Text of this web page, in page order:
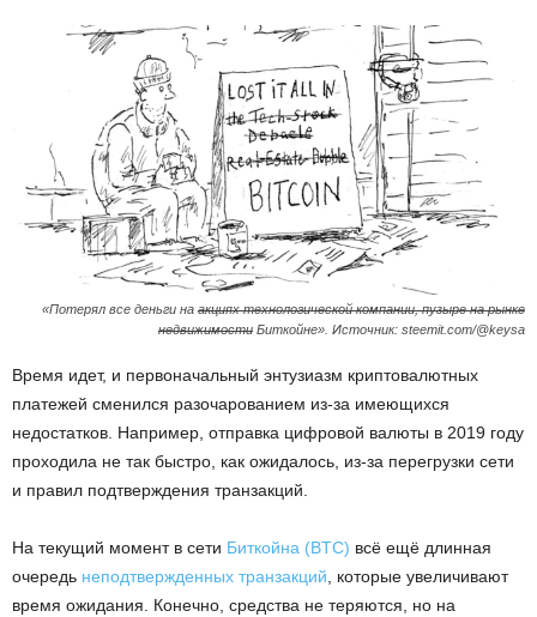
«Потерял все деньги на акциях технологической компании, пузыре на рынке
недвижимости Биткойне». Источник: steemit.com/@keysa
Время идет, и первоначальный энтузиазм криптовалютных
платежей сменился разочарованием из-за имеющихся
недостатков. Например, отправка цифровой валюты в 2019 году
проходила не так быстро, как ожидалось, из-за перегрузки сети
и правил подтверждения транзакций.
На текущий момент в сети Биткойна (BTC) всё ещё длинная
очередь неподтвержденных транзакций , которые увеличивают
время ожидания. Конечно, средства не теряются, но на